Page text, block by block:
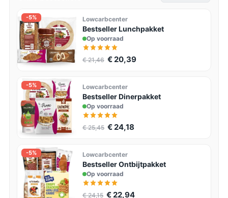
-5% Lowcarbcenter
Bestseller Lunchpakket
Op voorraad
€ 21,46 € 20,39
-5% Lowcarbcenter
Bestseller Dinerpakket
Op voorraad
€ 25,45 € 24,18
-5% Lowcarbcenter
Bestseller Ontbijtpakket
Op voorraad
€ 24,15 € 22,94